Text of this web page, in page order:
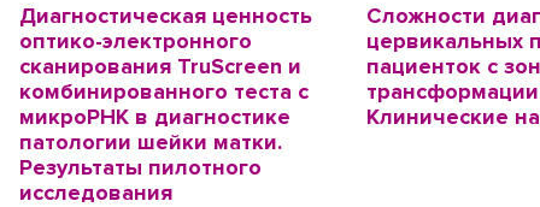
Диагностическая ценность
оптико-электронного
сканирования TruScreen и
комбинированного теста с
микроРНК в диагностике
патологии шейки матки.
Результаты пилотного
исследования
Сложности
цервикальных
пациенток с
трансформации
Клинические